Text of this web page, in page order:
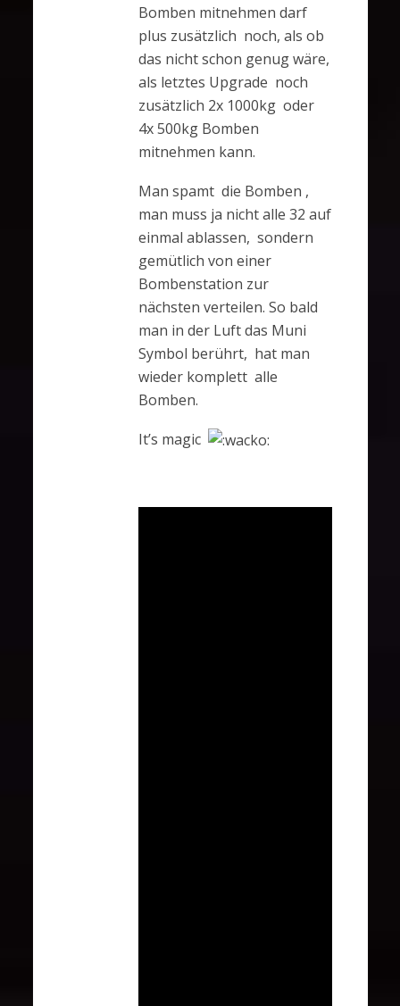
Bomben mitnehmen darf
plus zusätzlich noch, als ob
das nicht schon genug wäre,
als letztes Upgrade noch
zusätzlich 2x 1000kg oder
4x 500kg Bomben
mitnehmen kann.
Man spamt die Bomben ,
man muss ja nicht alle 32 auf
einmal ablassen, sondern
gemütlich von einer
Bombenstation zur
nächsten verteilen. So bald
man in der Luft das Muni
Symbol berührt, hat man
wieder komplett alle
Bomben.
It’s magic